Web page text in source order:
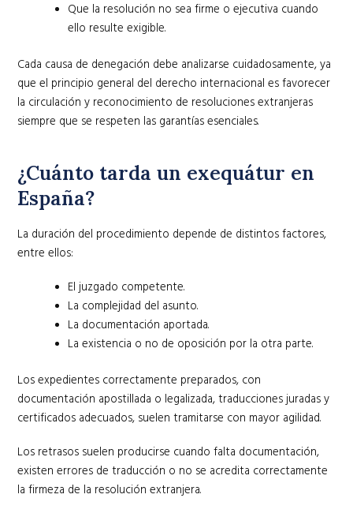
Que la resolución no sea firme o ejecutiva cuando
ello resulte exigible.
Cada causa de denegación debe analizarse cuidadosamente, ya
que el principio general del derecho internacional es favorecer
la circulación y reconocimiento de resoluciones extranjeras
siempre que se respeten las garantías esenciales.
¿Cuánto tarda un exequátur en
España?
La duración del procedimiento depende de distintos factores,
entre ellos:
El juzgado competente.
La complejidad del asunto.
La documentación aportada.
La existencia o no de oposición por la otra parte.
Los expedientes correctamente preparados, con
documentación apostillada o legalizada, traducciones juradas y
certificados adecuados, suelen tramitarse con mayor agilidad.
Los retrasos suelen producirse cuando falta documentación,
existen errores de traducción o no se acredita correctamente
la firmeza de la resolución extranjera.